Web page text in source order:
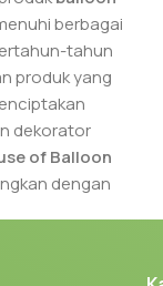
berbagai
tahun
produk yang
dekorator
of Balloon
dengan